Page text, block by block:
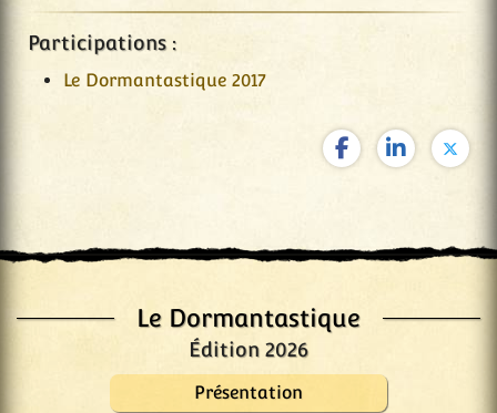
Le Dormantastique
Édition 2026
Présentation
Participations :
Le Dormantastique 2017